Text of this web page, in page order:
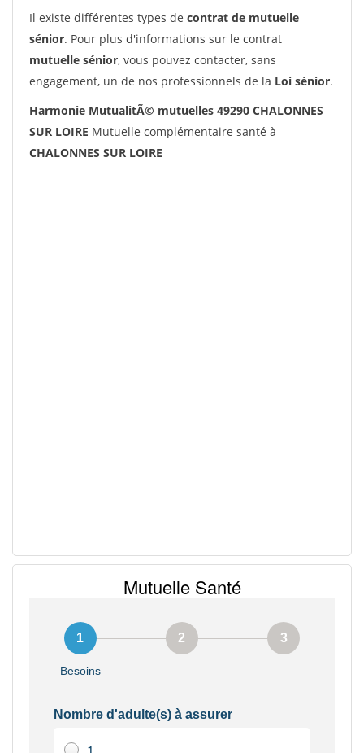
Il existe différentes types de contrat de mutuelle
sénior. Pour plus d'informations sur le contrat
mutuelle sénior, vous pouvez contacter, sans
engagement, un de nos professionnels de la Loi sénior.
Harmonie MutualitÃ© mutuelles 49290 CHALONNES
SUR LOIRE Mutuelle complémentaire santé à
CHALONNES SUR LOIRE